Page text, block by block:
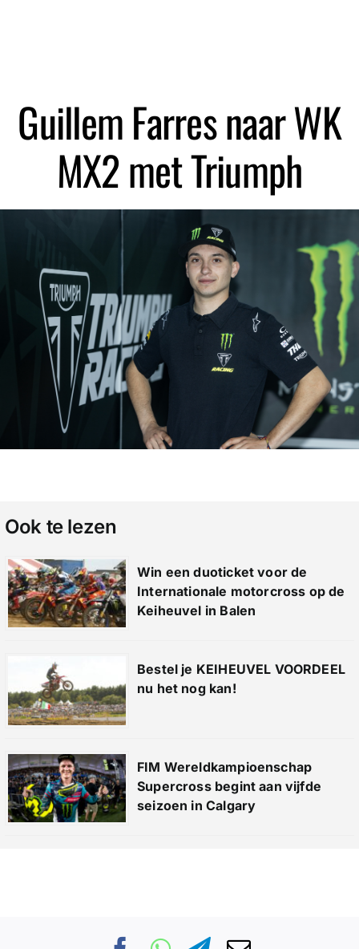
Guillem Farres naar WK
MX2 met Triumph
Ook te lezen
Win een duoticket voor de
Internationale motorcross op de
Keiheuvel in Balen
Bestel je KEIHEUVEL VOORDEEL
nu het nog kan!
FIM Wereldkampioenschap
Supercross begint aan vijfde
seizoen in Calgary